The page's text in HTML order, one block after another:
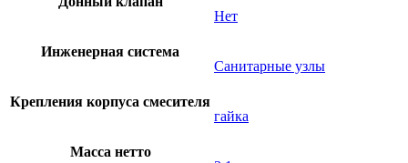
Нет
Инженерная система
Санитарные узлы
Крепления корпуса смесителя
гайка
Масса нетто